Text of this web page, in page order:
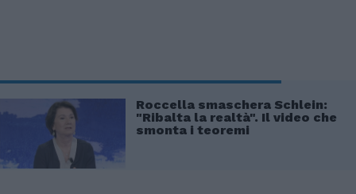
Roccella smaschera Schlein:
"Ribalta la realtà". Il video che
smonta i teoremi